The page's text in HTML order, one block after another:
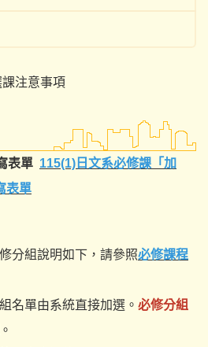
課注意事項
表單 115(1)日文系必修課「加
表單
分組說明如下，請參照必修課程
名單由系統直接加選。 必修分組
。